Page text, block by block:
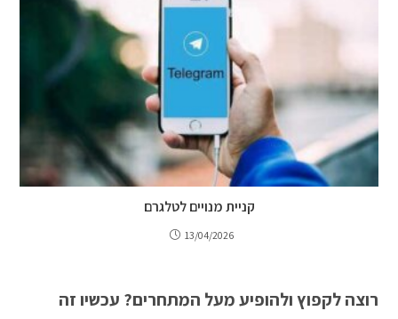
קניית מנויים לטלגרם
13/04/2026
רוצה לקפוץ ולהופיע מעל המתחרים? עכשיו זה